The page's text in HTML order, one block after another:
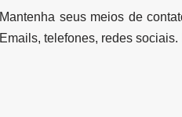
Mantenha seus meios de
Emails, telefones, redes